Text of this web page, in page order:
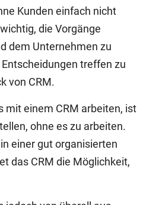
Kunden einfach nicht
die Vorgänge
dem Unternehmen zu
treffen zu
von CRM.
mit einem CRM arbeiten, ist
ohne es zu arbeiten.
einer gut organisierten
das CRM die Möglichkeit,